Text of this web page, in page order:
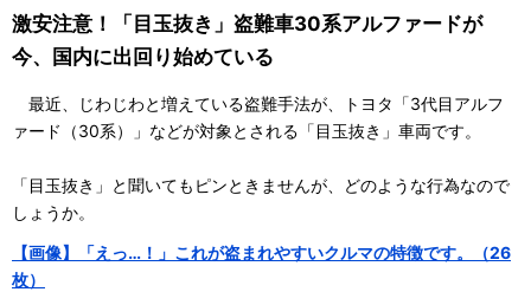
激安注意！「目玉抜き」盗難車30系アルファードが
今、国内に出回り始めている
最近、じわじわと増えている盗難手法が、トヨタ「3代目アルフ
ァード（30系）」などが対象とされる「目玉抜き」車両です。
「目玉抜き」と聞いてもピンときませんが、どのような行為なので
しょうか。
【画像】「えっ…！」これが盗まれやすいクルマの特徴です。（26
枚）